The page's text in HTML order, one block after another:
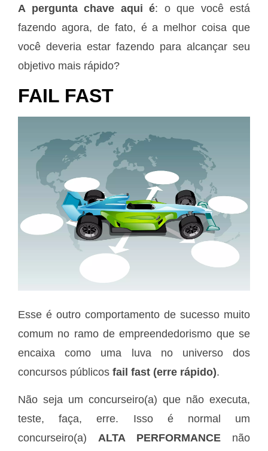
A pergunta chave aqui é: o que você está
fazendo agora, de fato, é a melhor coisa que
você deveria estar fazendo para alcançar seu
objetivo mais rápido?
FAIL FAST
Esse é outro comportamento de sucesso muito
comum no ramo de empreendedorismo que se
encaixa como uma luva no universo dos
concursos públicos fail fast (erre rápido).
Não seja um concurseiro(a) que não executa,
teste, faça, erre. Isso é normal um
concurseiro(a) ALTA PERFORMANCE não